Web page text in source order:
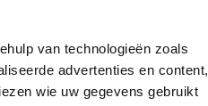
van technologieën zoals
advertenties en content,
wie uw gegevens gebruikt